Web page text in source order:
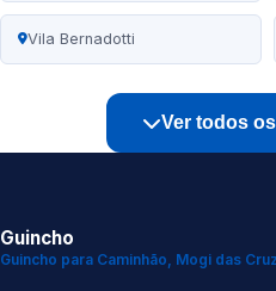
Vila Bernadotti
Ver todos
Guincho
Guincho para Caminhão, Mogi das